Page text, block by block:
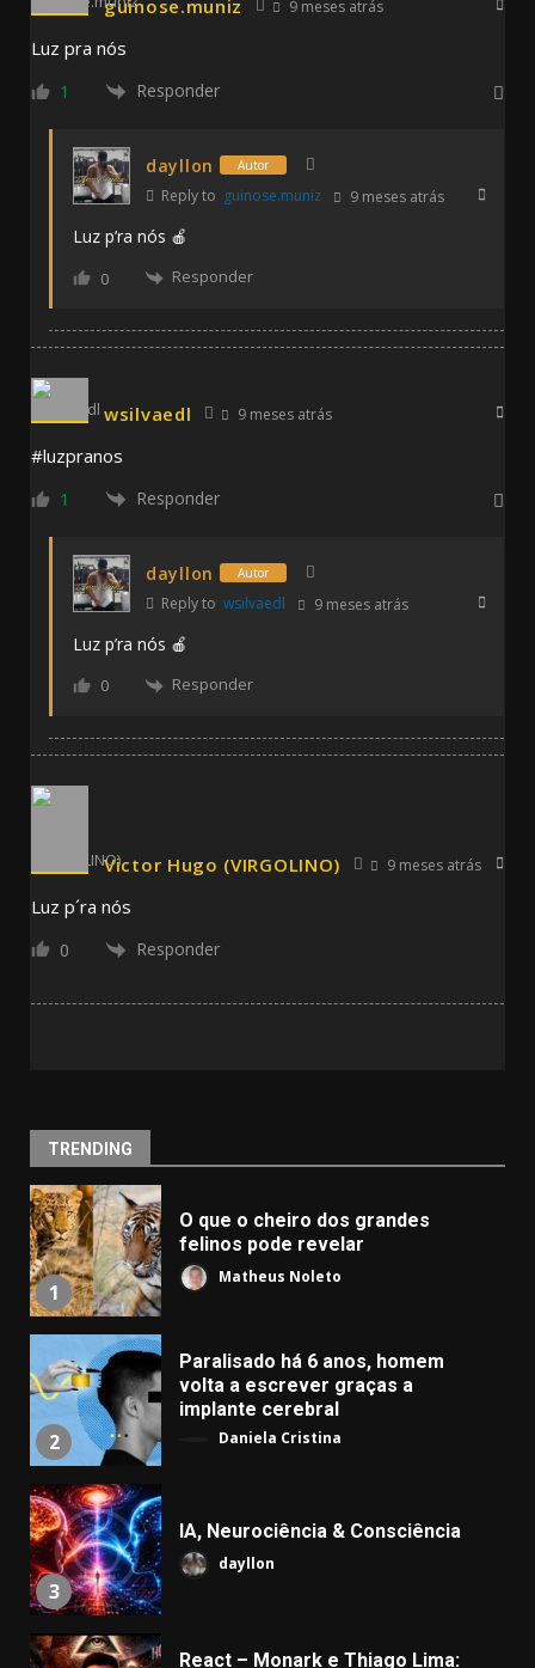
guinose.muniz 9 meses atrás
Luz pra nós
1 Responder
dayllon Autor
Reply to guinose.muniz 9 meses atrás
Luz p’ra nós 🍎
0 Responder
wsilvaedl 9 meses atrás
#luzpranos
1 Responder
dayllon Autor
Reply to wsilvaedl 9 meses atrás
Luz p’ra nós 🍎
0 Responder
Victor Hugo (VIRGOLINO) 9 meses atrás
Luz p´ra nós
0 Responder
TRENDING
1
O que o cheiro dos grandes
felinos pode revelar
Matheus Noleto
2
Paralisado há 6 anos, homem
volta a escrever graças a
implante cerebral
Daniela Cristina
3
IA, Neurociência & Consciência
dayllon
React – Monark e Thiago Lima: